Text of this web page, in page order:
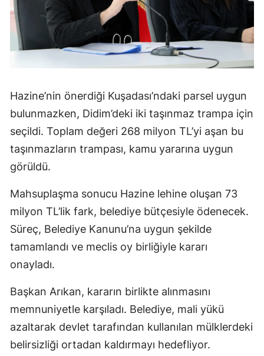
Hazine’nin önerdiği Kuşadası’ndaki parsel uygun
bulunmazken, Didim’deki iki taşınmaz trampa için
seçildi. Toplam değeri 268 milyon TL’yi aşan bu
taşınmazların trampası, kamu yararına uygun
görüldü.
Mahsuplaşma sonucu Hazine lehine oluşan 73
milyon TL’lik fark, belediye bütçesiyle ödenecek.
Süreç, Belediye Kanunu’na uygun şekilde
tamamlandı ve meclis oy birliğiyle kararı
onayladı.
Başkan Arıkan, kararın birlikte alınmasını
memnuniyetle karşıladı. Belediye, mali yükü
azaltarak devlet tarafından kullanılan mülklerdeki
belirsizliği ortadan kaldırmayı hedefliyor.